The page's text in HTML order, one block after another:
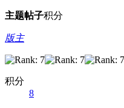
主题帖子积分
版主
积分
8